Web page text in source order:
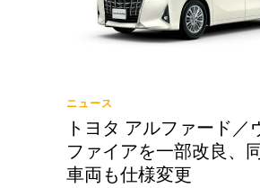
ニュース
トヨタ アルファード／
ファイアを一部改良、
車両も仕様変更